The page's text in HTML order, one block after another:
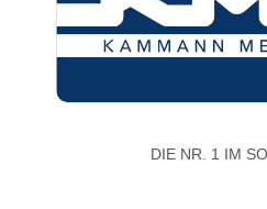
DIE NR. 1 IM